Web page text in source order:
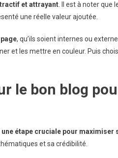
et attrayant . Il est à noter que
une réelle valeur ajoutée.
, qu’ils soient internes ou
et les mettre en couleur. Puis
le bon blog
étape cruciale pour maximiser
et sa crédibilité.